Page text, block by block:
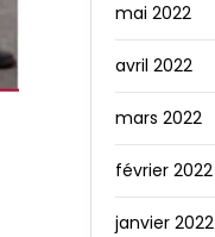
mai 2022
avril 2022
mars 2022
février 2022
janvier 2022